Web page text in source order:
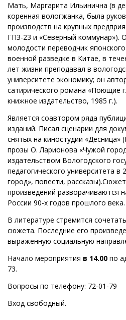
Мать, Маргарита Ильинична (в
коренная вологжанка, была
производств на крупных
ГПЗ-23 и «Северный коммунар»).
молодости переводчик
военной разведке в Китае, в
лет жизни преподавал в
университете экономику; он
сатирического романа «Поющие
книжное издательство, 1985 г.).
Является соавтором ряда
изданий. Писал сценарии для
снятых на киностудии «Десница»
прозы О. Ларионова «Чужой
издательством Вологодского
педагогического университета в
город», повести,
произведений разворачиваются
России 90-х годов прошлого века.
В литературе стремится
сюжета. Последние его
выраженную социальную
Начало мероприятия в 14.00 по
73.
Вопросы по телефону: 72-01-79
Вход свободный.